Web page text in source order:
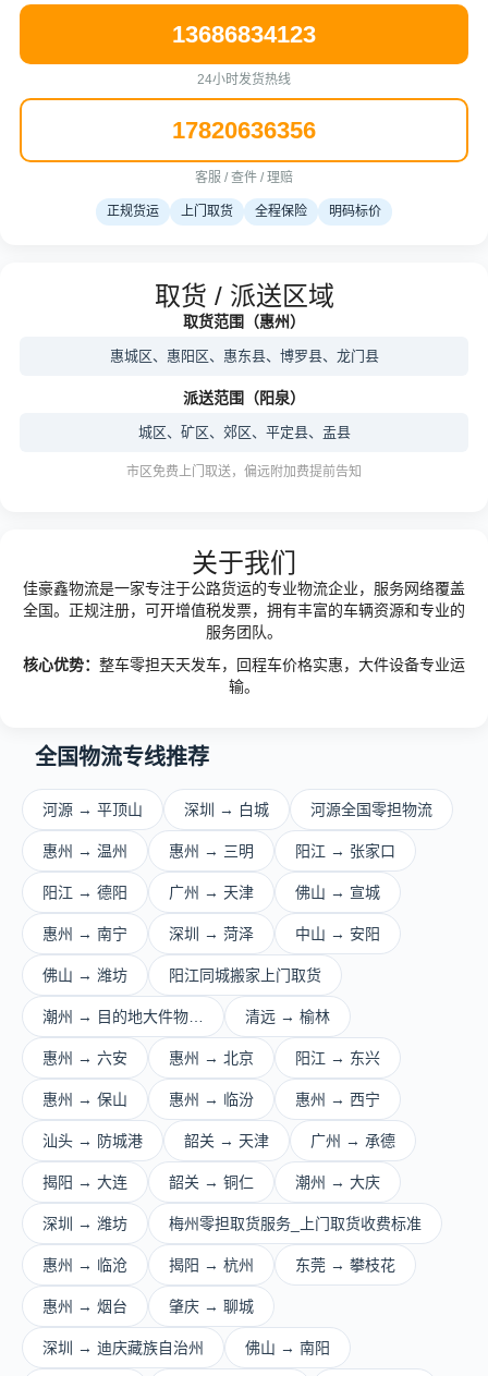
13686834123
24小时发货热线
17820636356
客服 / 查件 / 理赔
正规货运 上门取货 全程保险 明码标价
取货 / 派送区域
取货范围（惠州）
惠城区、惠阳区、惠东县、博罗县、龙门县
派送范围（阳泉）
城区、矿区、郊区、平定县、盂县
市区免费上门取送，偏远附加费提前告知
关于我们
佳豪鑫物流是一家专注于公路货运的专业物流企业，服务网络覆盖
全国。正规注册，可开增值税发票，拥有丰富的车辆资源和专业的
服务团队。
核心优势： 整车零担天天发车，回程车价格实惠，大件设备专业运
输。
全国物流专线推荐
河源 → 平顶山 深圳 → 白城 河源全国零担物流
惠州 → 温州 惠州 → 三明 阳江 → 张家口
阳江 → 德阳 广州 → 天津 佛山 → 宣城
惠州 → 南宁 深圳 → 菏泽 中山 → 安阳
佛山 → 潍坊 阳江同城搬家上门取货
潮州 → 目的地大件物… 清远 → 榆林
惠州 → 六安 惠州 → 北京 阳江 → 东兴
惠州 → 保山 惠州 → 临汾 惠州 → 西宁
汕头 → 防城港 韶关 → 天津 广州 → 承德
揭阳 → 大连 韶关 → 铜仁 潮州 → 大庆
深圳 → 潍坊 梅州零担取货服务_上门取货收费标准
惠州 → 临沧 揭阳 → 杭州 东莞 → 攀枝花
惠州 → 烟台 肇庆 → 聊城
深圳 → 迪庆藏族自治州 佛山 → 南阳